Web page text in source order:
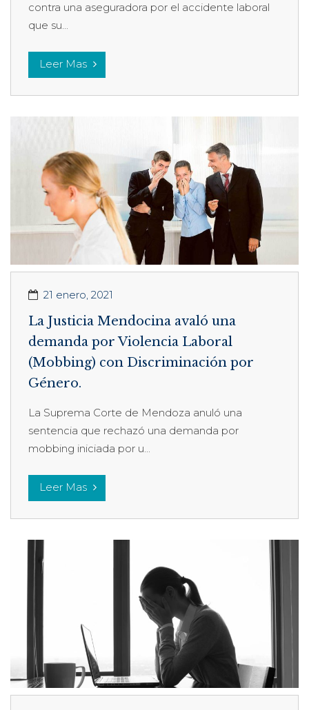
contra una aseguradora por el accidente laboral
que su...
Leer Mas
21 enero, 2021
La Justicia Mendocina avaló una
demanda por Violencia Laboral
(Mobbing) con Discriminación por
Género.
La Suprema Corte de Mendoza anuló una
sentencia que rechazó una demanda por
mobbing iniciada por u...
Leer Mas